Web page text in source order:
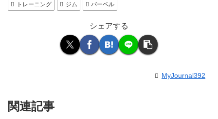
トレーニング ジム バーベル
シェアする
MyJournal392
関連記事